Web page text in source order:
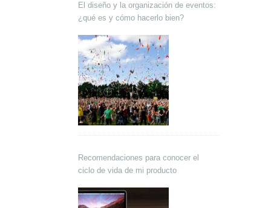
El diseño y la organización de eventos:
¿qué es y cómo hacerlo bien?
Recomendaciones para conocer el
ciclo de vida de mi producto